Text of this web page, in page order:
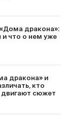
дракона»:
и что о нем уже
дракона» и
кто
двигают сюжет